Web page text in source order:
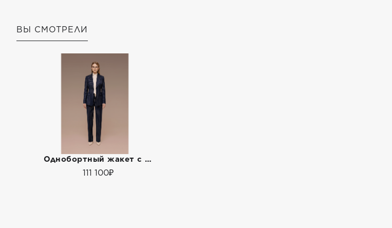
ВЫ СМОТРЕЛИ
Однобортный жакет с прямыми брюками
111 100₽